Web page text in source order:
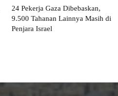
24 Pekerja Gaza Dibebaskan,
9.500 Tahanan Lainnya Masih di
Penjara Israel